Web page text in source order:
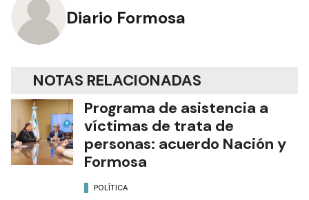
Diario Formosa
NOTAS RELACIONADAS
Programa de asistencia a
víctimas de trata de
personas: acuerdo Nación y
Formosa
POLÍTICA